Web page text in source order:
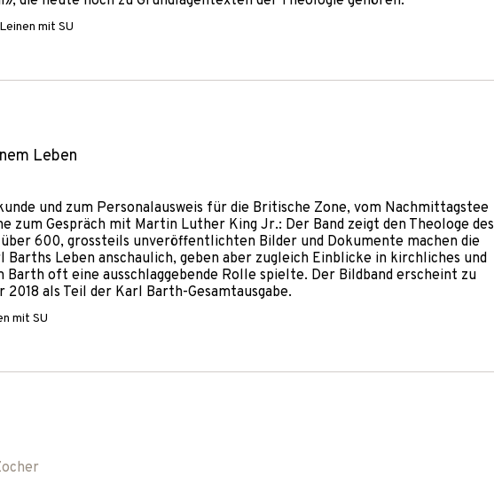
Leinen mit SU
Leben
und zum Personalausweis für die Britische Zone, vom Nachmittagstee
zum Gespräch mit Martin Luther King Jr.: Der Band zeigt den Theologe des
600, grossteils unveröffentlichten Bilder und Dokumente machen die
Leben anschaulich, geben aber zugleich Einblicke in kirchliches und
Barth oft eine ausschlaggebende Rolle spielte. Der Bildband erscheint zu
als Teil der Karl Barth-Gesamtausgabe.
mit SU